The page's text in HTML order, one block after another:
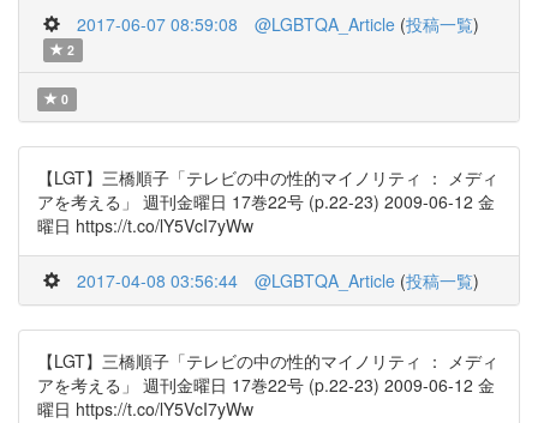
2017-06-07 08:59:08 @LGBTQA_Article (投稿一覧)
2
0
【LGT】三橋順子「テレビの中の性的マイノリティ ： メディ
アを考える」 週刊金曜日 17巻22号 (p.22-23) 2009-06-12 金
曜日 https://t.co/lY5VcI7yWw
2017-04-08 03:56:44 @LGBTQA_Article (投稿一覧)
【LGT】三橋順子「テレビの中の性的マイノリティ ： メディ
アを考える」 週刊金曜日 17巻22号 (p.22-23) 2009-06-12 金
曜日 https://t.co/lY5VcI7yWw